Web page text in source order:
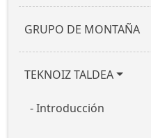
GRUPO DE MONTAÑA
TEKNOIZ TALDEA
Introducción